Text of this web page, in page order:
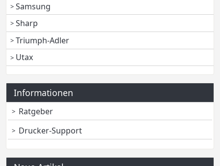
Samsung
Sharp
Triumph-Adler
Utax
Informationen
Ratgeber
Drucker-Support